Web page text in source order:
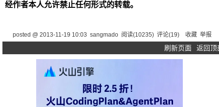
经作者本人允许禁止任何形式的转载。
posted @ 2013-11-19 10:03 sangmado 阅读(10235) 评论(19) 收藏 举报
刷新页面 返回顶